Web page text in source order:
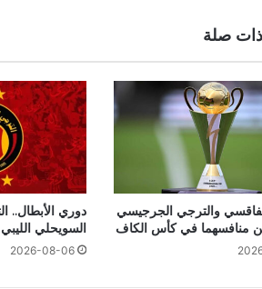
صلة
والترجي الجرجيسي
منافسهما في كأس الكاف
دوري الأبطال..
السويحلي
2026-08-06